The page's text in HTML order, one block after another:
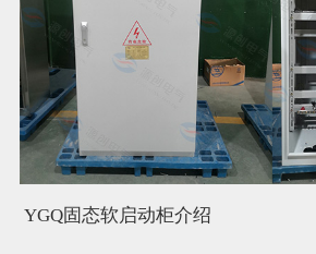
YGQ固态软启动柜介绍